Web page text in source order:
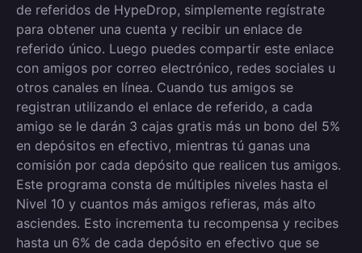
de referidos de HypeDrop, simplemente regístrate
para obtener una cuenta y recibir un enlace de
referido único. Luego puedes compartir este enlace
con amigos por correo electrónico, redes sociales u
otros canales en línea. Cuando tus amigos se
registran utilizando el enlace de referido, a cada
amigo se le darán 3 cajas gratis más un bono del 5%
en depósitos en efectivo, mientras tú ganas una
comisión por cada depósito que realicen tus amigos.
Este programa consta de múltiples niveles hasta el
Nivel 10 y cuantos más amigos refieras, más alto
asciendes. Esto incrementa tu recompensa y recibes
hasta un 6% de cada depósito en efectivo que se